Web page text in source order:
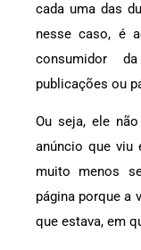
cada uma das
nesse caso, é
consumidor
publicações ou
Ou seja, ele
anúncio que viu
muito menos
página porque a
que estava, em